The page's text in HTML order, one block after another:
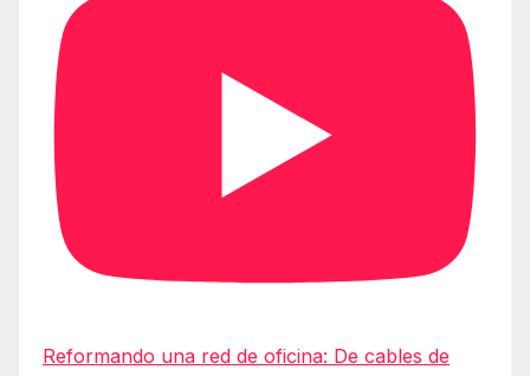
Reformando una red de oficina: De cables de